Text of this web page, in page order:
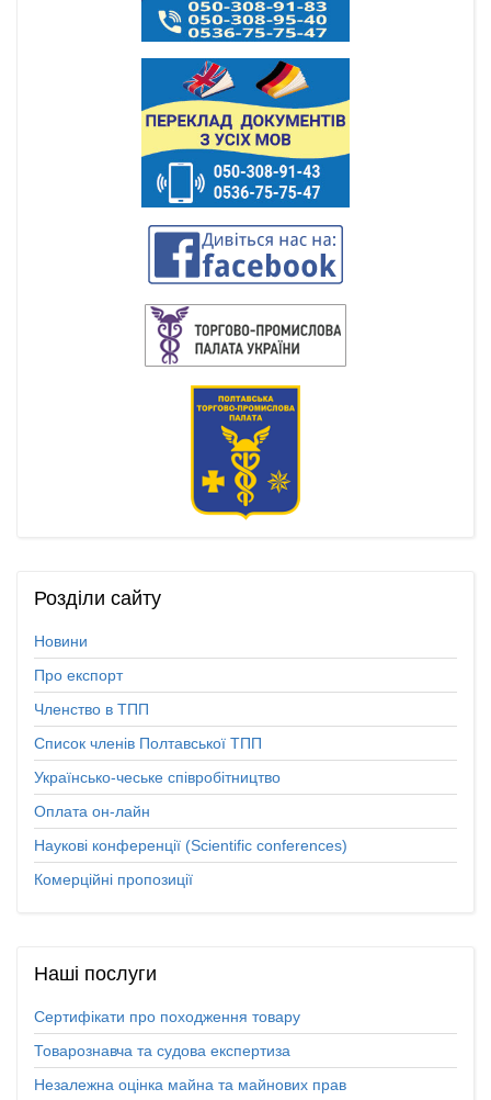
Розділи сайту
Новини
Про експорт
Членство в ТПП
Список членів Полтавської ТПП
Українсько-чеське співробітництво
Оплата он-лайн
Наукові конференції (Scientific conferences)
Комерційні пропозиції
Наші послуги
Сертифікати про походження товару
Товарознавча та судова експертиза
Незалежна оцінка майна та майнових прав